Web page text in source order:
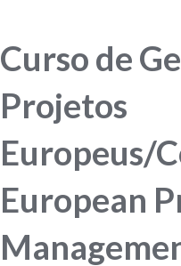
Curso de
Projetos
Europeus/
European